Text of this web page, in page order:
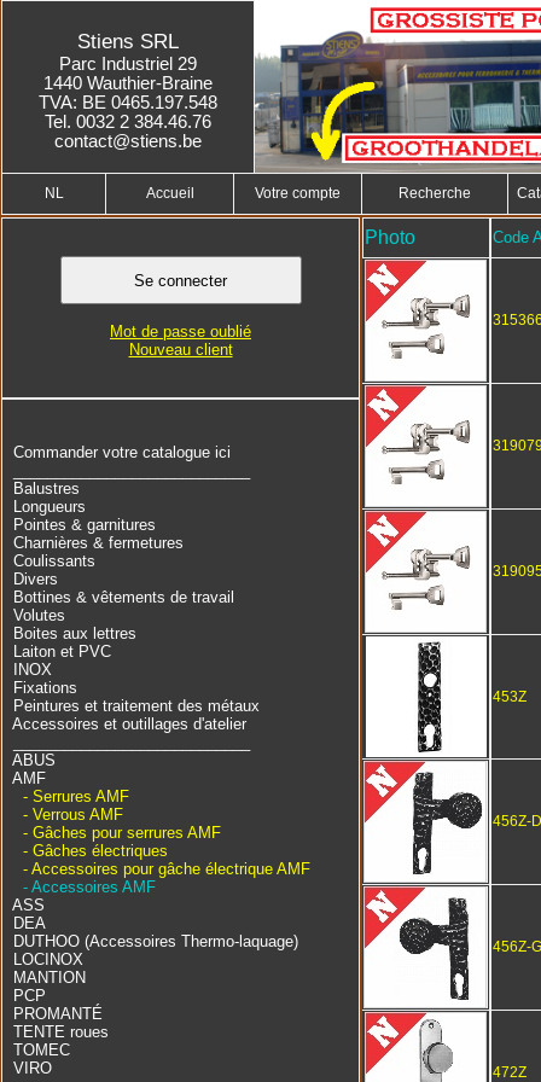
Stiens SRL
Parc Industriel 29
1440 Wauthier-Braine
TVA: BE 0465.197.548
Tel. 0032 2 384.46.76
contact@stiens.be
NL Accueil Votre compte Recherche
Commander votre catalogue ici
Balustres
Longueurs
Pointes & garnitures
Charnières & fermetures
Coulissants
Divers
Bottines & vêtements de travail
Volutes
Boites aux lettres
Laiton et PVC
INOX
Fixations
Peintures et traitement des métaux
Accessoires et outillages d'atelier
ABUS
AMF
- Serrures AMF
- Verrous AMF
- Gâches pour serrures AMF
- Gâches électriques
- Accessoires pour gâche électrique AMF
- Accessoires AMF
ASS
DEA
DUTHOO (Accessoires Thermo-laquage)
LOCINOX
MANTION
PCP
PROMANTÉ
TENTE roues
TOMEC
VIRO
Mot de passe oublié
Nouveau client
Photo Code
453Z
456Z-D
456Z-G
472Z